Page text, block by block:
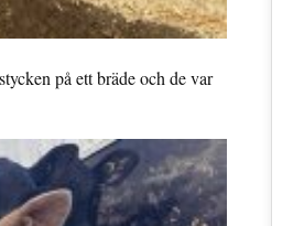
på ett bräde och de var